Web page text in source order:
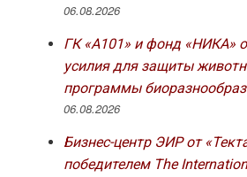
06.08.2026
ГК «А101» и фонд «НИКА»
усилия для защиты
программы
06.08.2026
Бизнес-центр ЭИР от
победителем The